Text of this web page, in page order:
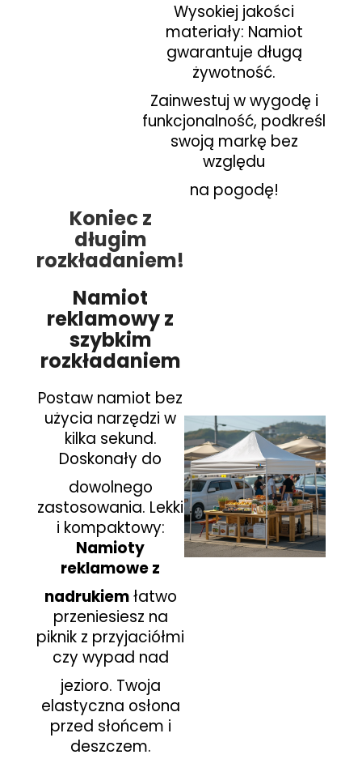
Wysokiej jakości
materiały: Namiot
gwarantuje długą
żywotność.
Zainwestuj w wygodę i
funkcjonalność, podkreśl
swoją markę bez
względu
na pogodę!
Koniec z
długim
rozkładaniem!
Namiot
reklamowy z
szybkim
rozkładaniem
Postaw namiot bez
użycia narzędzi w
kilka sekund.
Doskonały do
dowolnego
zastosowania. Lekki
i kompaktowy:
Namioty
reklamowe z
nadrukiemłatwo
przeniesiesz na
piknik z przyjaciółmi
czy wypad nad
jezioro. Twoja
elastyczna osłona
przed słońcem i
deszczem.